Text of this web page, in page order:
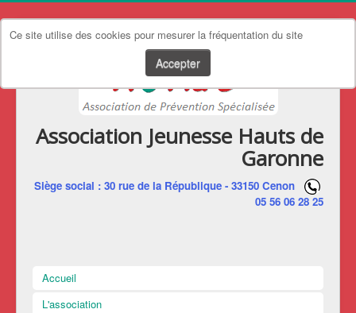
Ce site utilise des cookies pour mesurer la fréquentation du site
Accepter
Association Jeunesse Hauts de
Garonne
Siège social : 30 rue de la République - 33150 Cenon
05 56 06 28 25
Accueil
L'association